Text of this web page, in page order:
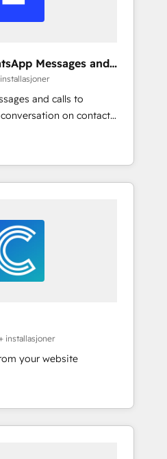
Messages and
and calls to
on contact
with the 2Chat
installasjoner
your website